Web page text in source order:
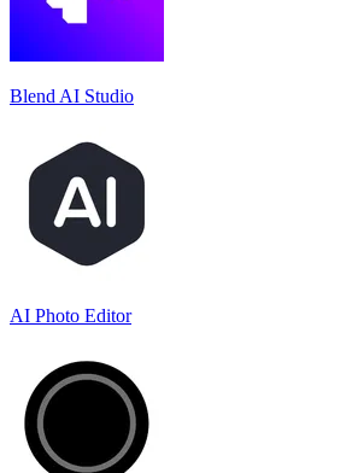
Blend AI Studio
AI Photo Editor